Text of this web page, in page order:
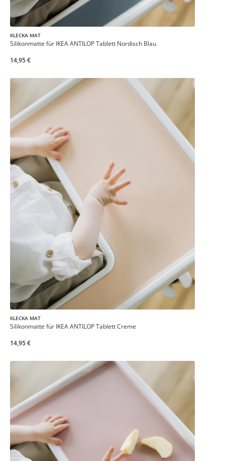
KLECKA MAT
Silikonmatte für IKEA ANTILOP Tablett Nordisch Blau
14,95 €
KLECKA MAT
Silikonmatte für IKEA ANTILOP Tablett Creme
14,95 €